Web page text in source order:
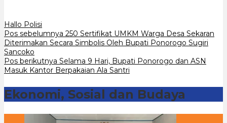
Hallo Polisi
Navigasi
pos
Pos sebelumnya 250 Sertifikat UMKM Warga Desa Sekaran
Diterimakan Secara Simbolis Oleh Bupati Ponorogo Sugiri
Sancoko
Pos berikutnya Selama 9 Hari, Bupati Ponorogo dan ASN
Masuk Kantor Berpakaian Ala Santri
Ekonomi, Sosial dan Budaya